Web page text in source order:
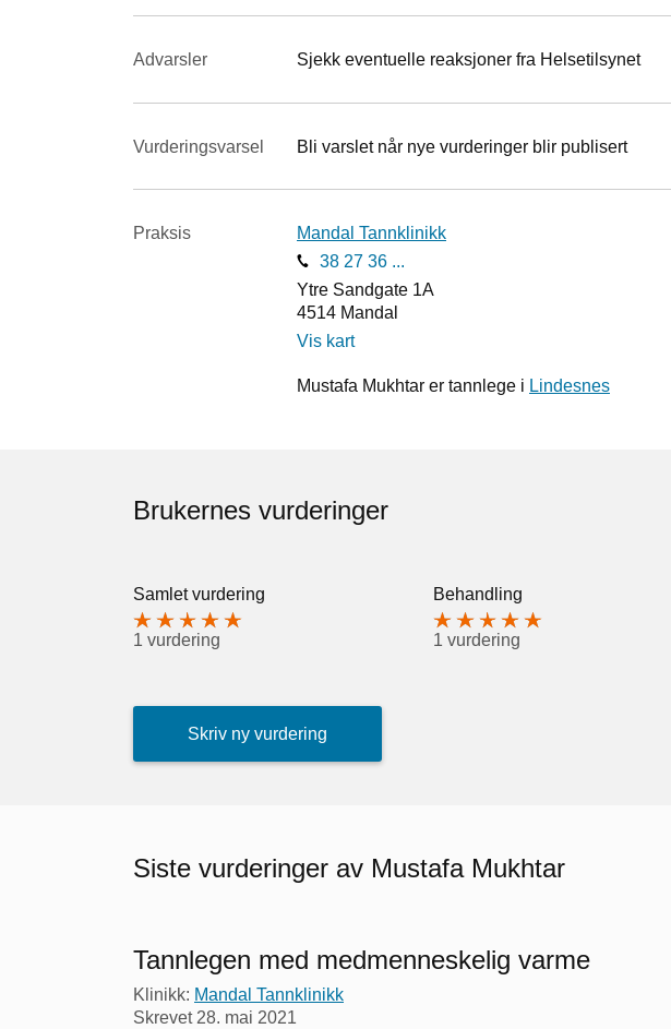
Advarsler Sjekk eventuelle reaksjoner fra Helsetilsynet
Vurderings­varsel Bli varslet når nye vurderinger blir publisert
Praksis
Mandal Tannklinikk
38 27 36 ...
Ytre Sandgate 1A
4514 Mandal
Vis kart
Mustafa Mukhtar er tannlege i Lindesnes
Brukernes vurderinger
Samlet vurdering
1 vurdering
Behandling
1 vurdering
Skriv ny vurdering
Siste vurderinger av Mustafa Mukhtar
Tannlegen med medmenneskelig varme
Klinikk: Mandal Tannklinikk
Skrevet 28. mai 2021